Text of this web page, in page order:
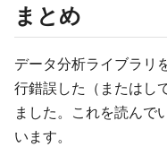
まとめ
データ分析ライブラリ
行錯誤した（またはし
ました。これを読んで
います。